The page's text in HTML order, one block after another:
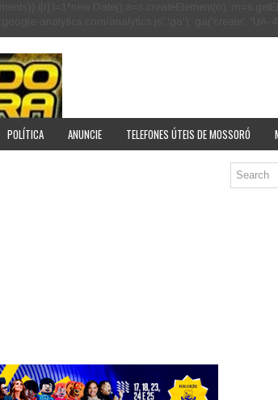
POLÍTICA ANUNCIE TELEFONES ÚTEIS DE MOSSORÓ